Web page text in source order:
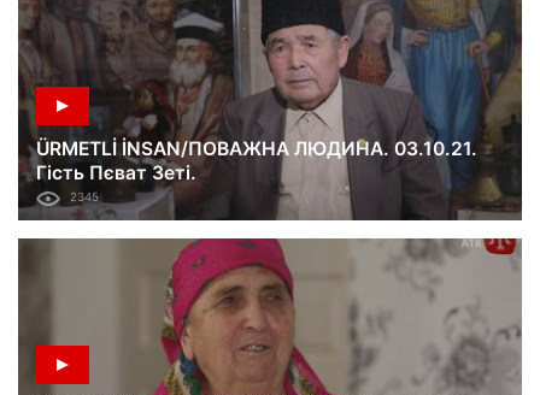
ÜRMETLİ İNSAN/ПОВАЖНА ЛЮДИНА. 03.10.21.
Гість Пєват Зеті.
2345